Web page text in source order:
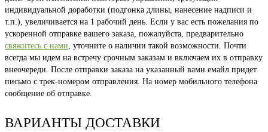
индивидуальной доработки (подгонка длины, нанесение надписи и
т.п.), увеличивается на 1 рабочий день. Если у вас есть пожелания по
ускоренной отправке вашего заказа, пожалуйста, предварительно
свяжитесь с нами, уточните о наличии такой возможности. Почти
всегда мы идем на встречу срочным заказам и включаем их в отправку
внеочереди. После отправки заказа на указанный вами емайл придет
письмо с трек-номером отправления. На номер мобильного телефона
сообщение об отправке.
ВАРИАНТЫ ДОСТАВКИ